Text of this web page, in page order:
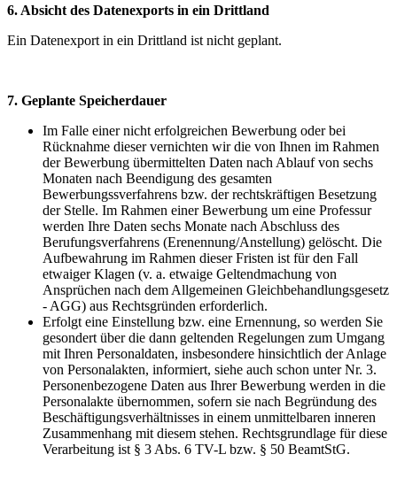
6. Absicht des Datenexports in ein Drittland
Ein Datenexport in ein Drittland ist nicht geplant.
7. Geplante Speicherdauer
Im Falle einer nicht erfolgreichen Bewerbung oder bei
Rücknahme dieser vernichten wir die von Ihnen im Rahmen
der Bewerbung übermittelten Daten nach Ablauf von sechs
Monaten nach Beendigung des gesamten
Bewerbungssverfahrens bzw. der rechtskräftigen Besetzung
der Stelle. Im Rahmen einer Bewerbung um eine Professur
werden Ihre Daten sechs Monate nach Abschluss des
Berufungsverfahrens (Erenennung/Anstellung) gelöscht. Die
Aufbewahrung im Rahmen dieser Fristen ist für den Fall
etwaiger Klagen (v. a. etwaige Geltendmachung von
Ansprüchen nach dem Allgemeinen Gleichbehandlungsgesetz
- AGG) aus Rechtsgründen erforderlich.
Erfolgt eine Einstellung bzw. eine Ernennung, so werden Sie
gesondert über die dann geltenden Regelungen zum Umgang
mit Ihren Personaldaten, insbesondere hinsichtlich der Anlage
von Personalakten, informiert, siehe auch schon unter Nr. 3.
Personenbezogene Daten aus Ihrer Bewerbung werden in die
Personalakte übernommen, sofern sie nach Begründung des
Beschäftigungsverhältnisses in einem unmittelbaren inneren
Zusammenhang mit diesem stehen. Rechtsgrundlage für diese
Verarbeitung ist § 3 Abs. 6 TV-L bzw. § 50 BeamtStG.